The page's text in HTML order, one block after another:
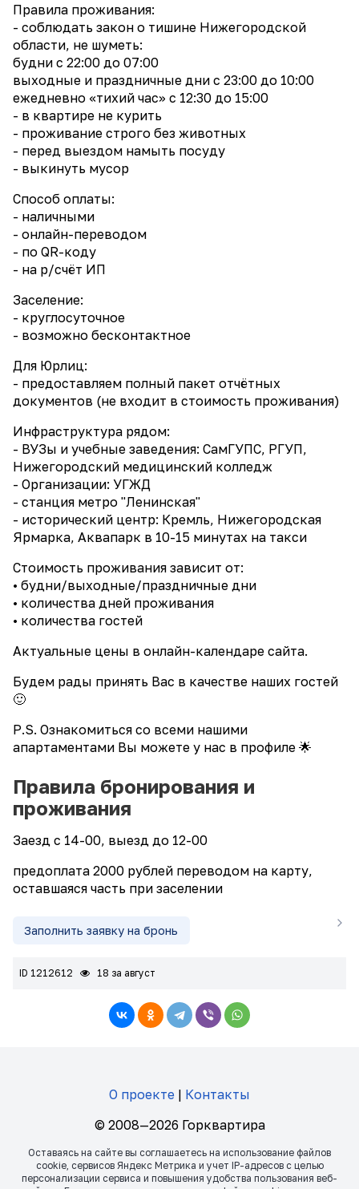
Правила проживания:
- соблюдать закон о тишине Нижегородской
области, не шуметь:
будни с 22:00 до 07:00
выходные и праздничные дни с 23:00 до 10:00
ежедневно «тихий час» с 12:30 до 15:00
- в квартире не курить
- проживание строго без животных
- перед выездом намыть посуду
- выкинуть мусор
Способ оплаты:
- наличными
- онлайн-переводом
- по QR-коду
- на р/счёт ИП
Заселение:
- круглосуточное
- возможно бесконтактное
Для Юрлиц:
- предоставляем полный пакет отчётных
документов (не входит в стоимость проживания)
Инфраструктура рядом:
- ВУЗы и учебные заведения: СамГУПС, РГУП,
Нижегородский медицинский колледж
- Организации: УГЖД
- станция метро "Ленинская"
- исторический центр: Кремль, Нижегородская
Ярмарка, Аквапарк в 10-15 минутах на такси
Стоимость проживания зависит от:
• будни/выходные/праздничные дни
• количества дней проживания
• количества гостей
Актуальные цены в онлайн-календаре сайта.
Будем рады принять Вас в качестве наших гостей
🙂
Р.S. Ознакомиться со всеми нашими
апартаментами Вы можете у нас в профиле 🌟
Правила бронирования и
проживания
Заезд с 14-00, выезд до 12-00
предоплата 2000 рублей переводом на карту,
оставшаяся часть при заселении
Заполнить заявку на бронь
ID 1212612 18 за август
О проекте | Контакты
© 2008—2026 Горквартира
Оставаясь на сайте вы соглашаетесь на использование файлов
сookie, сервисов Яндекс Метрика и учет IP-адресов с целью
персонализации сервиса и повышения удобства пользования веб-